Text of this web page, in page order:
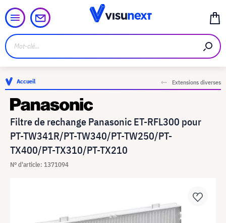
Accueil Extensions diverses
Filtre de rechange Panasonic ET-RFL300 pour
PT-TW341R/PT-TW340/PT-TW250/PT-
TX400/PT-TX310/PT-TX210
N° d'article: 1371094